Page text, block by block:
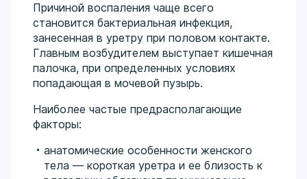
Причиной воспаления чаще всего
становится бактериальная инфекция,
занесенная в уретру при половом контакте.
Главным возбудителем выступает кишечная
палочка, при определенных условиях
попадающая в мочевой пузырь.
Наиболее частые предрасполагающие
факторы:
анатомические особенности женского
тела — короткая уретра и ее близость к